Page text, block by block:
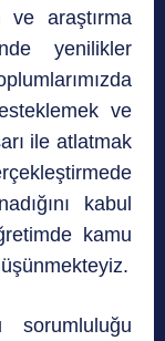
araştırma
yenilikler
ve
ile atlatmak
kabul
kamu